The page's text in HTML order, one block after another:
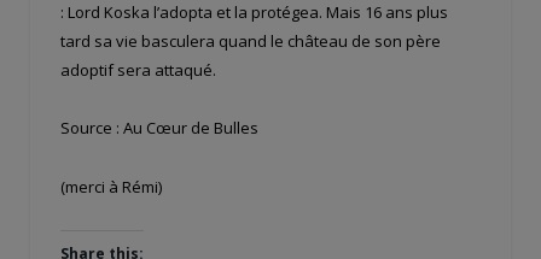
: Lord Koska l’adopta et la protégea. Mais 16 ans plus
tard sa vie basculera quand le château de son père
adoptif sera attaqué.
Source : Au Cœur de Bulles
(merci à Rémi)
Share this: